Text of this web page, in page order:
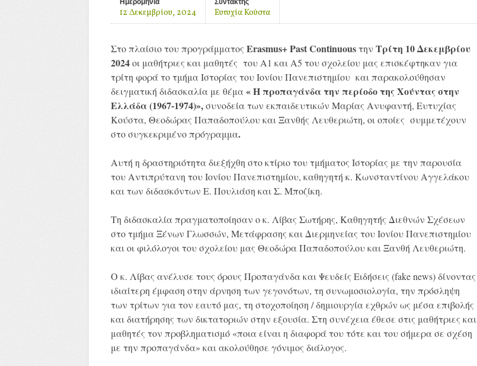
12 Δεκεμβρίου, 2024 Ευτυχία Κούστα
Στο πλαίσιο του προγράμματος Erasmus+ Past Continuousτην Τρίτη 10 Δεκεμβρίου
2024οι μαθήτριες και μαθητές του Α1 και Α5 του σχολείου μας επισκέφτηκαν για
τρίτη φορά το τμήμα Ιστορίας του Ιονίου Πανεπιστημίου και παρακολούθησαν
δειγματική διδασκαλία με θέμα« Η προπαγάνδα την περίοδο της Χούντας στην
Ελλάδα (1967-1974)»,συνοδεία των εκπαιδευτικών Μαρίας Ανυφαντή, Ευτυχίας
Κούστα, Θεοδώρας Παπαδοπούλου και Ξανθής Λευθεριώτη, οι οποίες συμμετέχουν
στο συγκεκριμένο πρόγραμμα.
Αυτή η δραστηριότητα διεξήχθη στο κτίριο του τμήματος Ιστορίας με την παρουσία
του Αντιπρύτανη του Ιονίου Πανεπιστημίου, καθηγητή κ. Κωνσταντίνου Αγγελάκου
και των διδασκόντων Ε. Πουλιάση και Σ. Μποζίκη.
Τη διδασκαλία πραγματοποίησαν ο κ. Λίβας Σωτήρης, Καθηγητής Διεθνών Σχέσεων
στο τμήμα Ξένων Γλωσσών, Μετάφρασης και Διερμηνείας του Ιονίου Πανεπιστημίου
και οι φιλόλογοι του σχολείου μας Θεοδώρα Παπαδοπούλου και Ξανθή Λευθεριώτη.
Ο κ. Λίβας ανέλυσε τους όρους Προπαγάνδα και Ψευδείς Ειδήσεις (fake news) δίνοντας
ιδιαίτερη έμφαση στην άρνηση των γεγονότων, τη συνωμοσιολογία, την πρόσληψη
των τρίτων για τον εαυτό μας, τη στοχοποίηση / δημιουργία εχθρών ως μέσα επιβολής
και διατήρησης των δικτατοριών στην εξουσία. Στη συνέχεια έθεσε στις μαθήτριες και
μαθητές τον προβληματισμό «ποια είναι η διαφορά του τότε και του σήμερα σε σχέση
με την προπαγάνδα» και ακολούθησε γόνιμος διάλογος.